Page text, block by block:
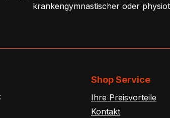
krankengymnastischer oder
Shop Service
Ihre Preisvorteile
Kontakt